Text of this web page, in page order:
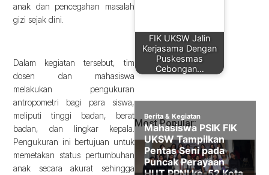
anak dan pencegahan masalah
gizi sejak dini.
Dalam kegiatan tersebut, tim
dosen dan mahasiswa
melakukan pengukuran
antropometri bagi para siswa,
meliputi tinggi badan, berat
badan, dan lingkar kepala.
Pengukuran ini bertujuan untuk
memetakan status pertumbuhan
anak secara akurat sehingga
FIK UKSW Jalin
Kerjasama Dengan
Puskesmas
Cebongan…
Most Popular: